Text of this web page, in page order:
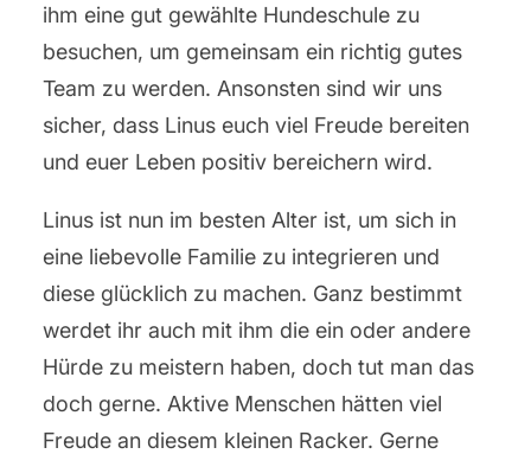
ihm eine gut gewählte Hundeschule zu
besuchen, um gemeinsam ein richtig gutes
Team zu werden. Ansonsten sind wir uns
sicher, dass Linus euch viel Freude bereiten
und euer Leben positiv bereichern wird.
Linus ist nun im besten Alter ist, um sich in
eine liebevolle Familie zu integrieren und
diese glücklich zu machen. Ganz bestimmt
werdet ihr auch mit ihm die ein oder andere
Hürde zu meistern haben, doch tut man das
doch gerne. Aktive Menschen hätten viel
Freude an diesem kleinen Racker. Gerne